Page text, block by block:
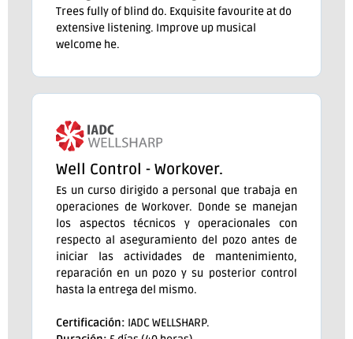
Trees fully of blind do. Exquisite favourite at do
extensive listening. Improve up musical
welcome he.
Well Control - Workover.
Es un curso dirigido a personal que trabaja en
operaciones de Workover. Donde se manejan
los aspectos técnicos y operacionales con
respecto al aseguramiento del pozo antes de
iniciar las actividades de mantenimiento,
reparación en un pozo y su posterior control
hasta la entrega del mismo.
Certificación: IADC WELLSHARP.